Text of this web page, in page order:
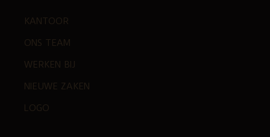
KANTOOR
ONS TEAM
WERKEN BIJ
NIEUWE ZAKEN
LOGO